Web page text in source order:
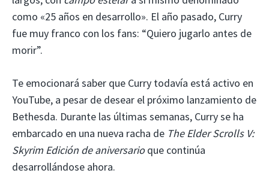
como «25 años en desarrollo». El año pasado, Curry
fue muy franco con los fans: “Quiero jugarlo antes de
morir”.
Te emocionará saber que Curry todavía está activo en
YouTube, a pesar de desear el próximo lanzamiento de
Bethesda. Durante las últimas semanas, Curry se ha
embarcado en una nueva racha de The Elder Scrolls V:
Skyrim Edición de aniversarioque continúa
desarrollándose ahora.